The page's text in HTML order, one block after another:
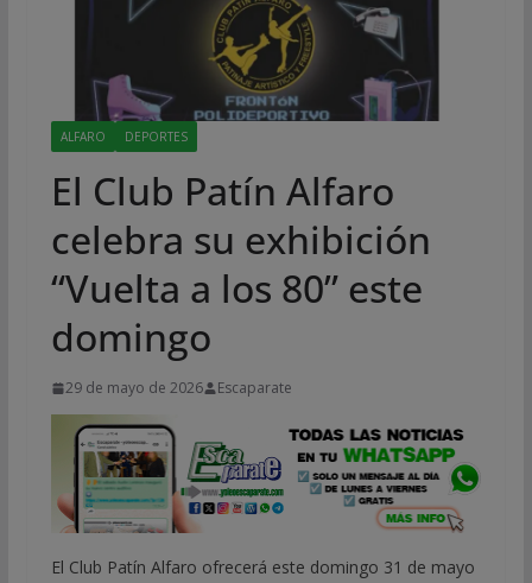
ALFARO DEPORTES
El Club Patín Alfaro
celebra su exhibición
“Vuelta a los 80” este
domingo
29 de mayo de 2026 Escaparate
El Club Patín Alfaro ofrecerá este domingo 31 de mayo